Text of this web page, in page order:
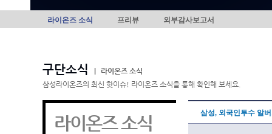
라이온즈 소식 프리뷰 외부감사보고서
구단소식
라이온즈 소식
삼성라이온즈의 최신 핫이슈! 라이온즈 소식을 통해 확인해 보세요.
라이온즈 소식 삼성, 외국인투수 알